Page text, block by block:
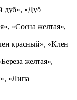
дуб», «Дуб
«Сосна желтая»,
красный», «Клен
желтая»,
«Липа